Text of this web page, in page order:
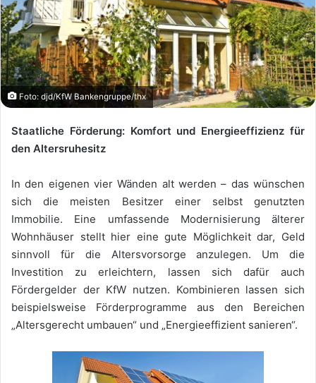
Foto: djd/KfW Bankengruppe/thx
Staatliche Förderung: Komfort und Energieeffizienz für
den Altersruhesitz
In den eigenen vier Wänden alt werden – das wünschen
sich die meisten Besitzer einer selbst genutzten
Immobilie. Eine umfassende Modernisierung älterer
Wohnhäuser stellt hier eine gute Möglichkeit dar, Geld
sinnvoll für die Altersvorsorge anzulegen. Um die
Investition zu erleichtern, lassen sich dafür auch
Fördergelder der KfW nutzen. Kombinieren lassen sich
beispielsweise Förderprogramme aus den Bereichen
„Altersgerecht umbauen“ und „Energieeffizient sanieren“.